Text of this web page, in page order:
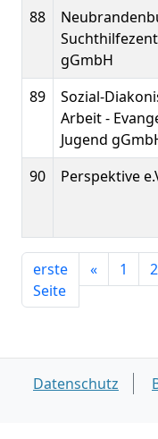
88
gGmbH
89
Sozial-
Arbeit -
Jugend
90 Perspektive
erste
Seite
« 1 2
Datenschutz